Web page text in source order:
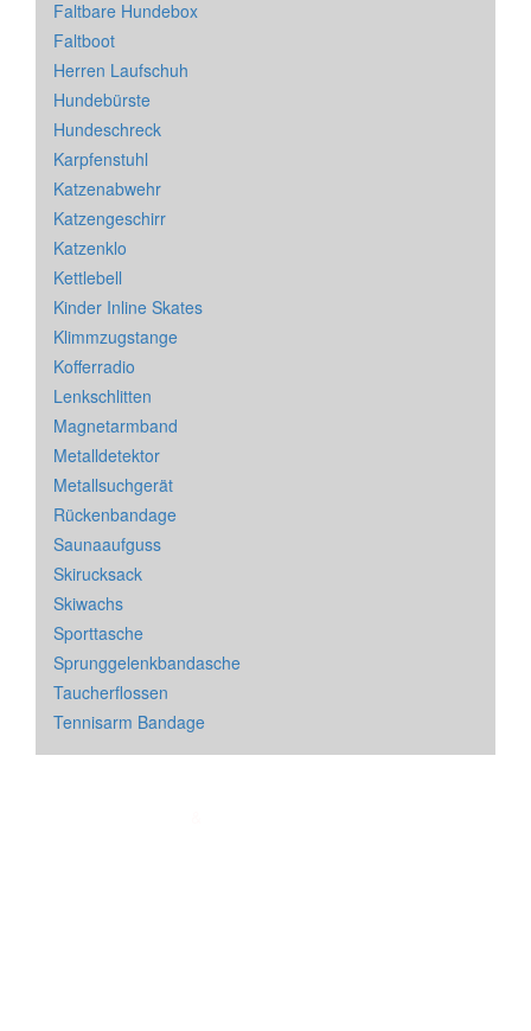
Faltbare Hundebox
Faltboot
Herren Laufschuh
Hundebürste
Hundeschreck
Karpfenstuhl
Katzenabwehr
Katzengeschirr
Katzenklo
Kettlebell
Kinder Inline Skates
Klimmzugstange
Kofferradio
Lenkschlitten
Magnetarmband
Metalldetektor
Metallsuchgerät
Rückenbandage
Saunaaufguss
Skirucksack
Skiwachs
Sporttasche
Sprunggelenkbandasche
Taucherflossen
Tennisarm Bandage